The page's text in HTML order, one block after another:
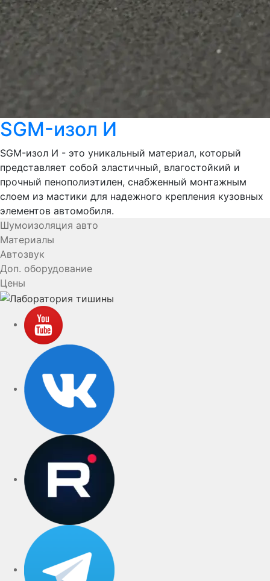
SGM-изол И
SGM-изол И - это уникальный материал, который
представляет собой эластичный, влагостойкий и
прочный пенополиэтилен, снабженный монтажным
слоем из мастики для надежного крепления кузовных
элементов автомобиля.
Шумоизоляция авто
Материалы
Автозвук
Доп. оборудование
Цены